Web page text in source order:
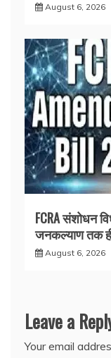
August 6, 2026
FCRA संशोधन
जनकल्याण तक
August 6, 2026
Leave a
Your email